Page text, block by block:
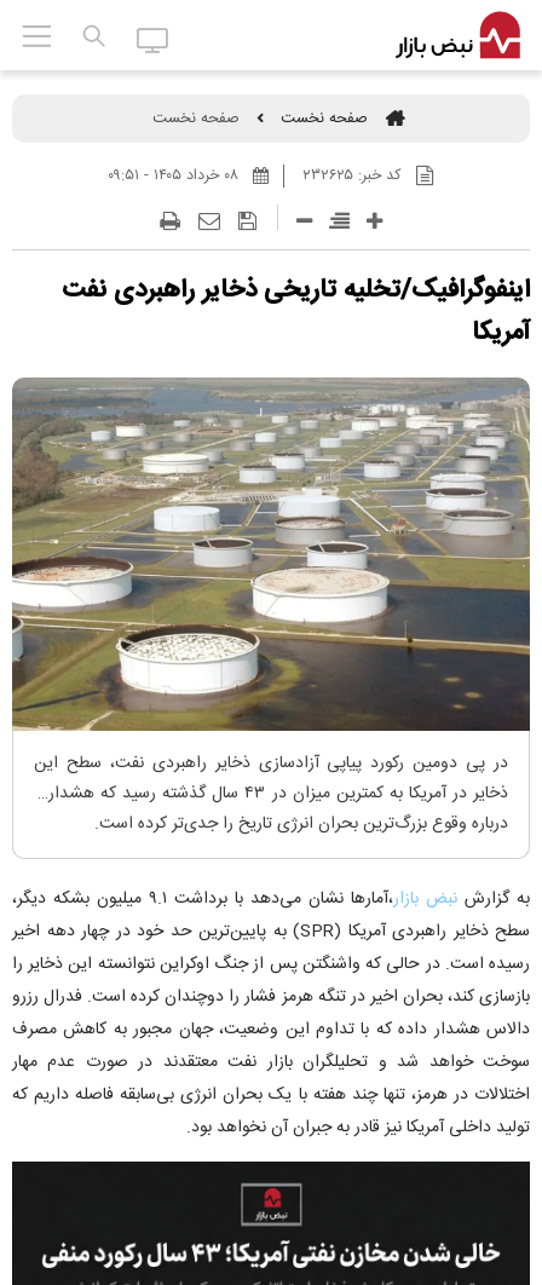
صفحه نخست صفحه نخست
کد خبر:۲۳۲۶۲۵ ۰۸ خرداد ۱۴۰۵ - ۰۹:۵۱
اینفوگرافیک/تخلیه تاریخی ذخایر راهبردی نفت
آمریکا
در پی دومین رکورد پیاپی آزادسازی ذخایر راهبردی نفت، سطح این
ذخایر در آمریکا به کمترین میزان در ۴۳ سال گذشته رسید که هشدارها
درباره وقوع بزرگ‌ترین بحران انرژی تاریخ را جدی‌تر کرده است.
به گزارش نبض بازار
،آمارها نشان می‌دهد با برداشت ۹.۱ میلیون بشکه دیگر،
سطح ذخایر راهبردی آمریکا (SPR) به پایین‌ترین حد خود در چهار دهه اخیر
رسیده است. در حالی که واشنگتن پس از جنگ اوکراین نتوانسته این ذخایر را
بازسازی کند، بحران اخیر در تنگه هرمز فشار را دوچندان کرده است. فدرال رزرو
دالاس هشدار داده که با تداوم این وضعیت، جهان مجبور به کاهش مصرف
سوخت خواهد شد و تحلیلگران بازار نفت معتقدند در صورت عدم مهار
اختلالات در هرمز، تنها چند هفته با یک بحران انرژی بی‌سابقه فاصله داریم که
تولید داخلی آمریکا نیز قادر به جبران آن نخواهد بود.